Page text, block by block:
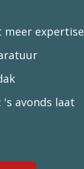
meer expertise
avonds laat